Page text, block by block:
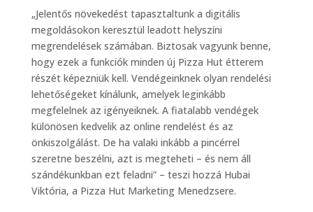
„Jelentős növekedést tapasztaltunk a digitális
megoldásokon keresztül leadott helyszíni
megrendelések számában. Biztosak vagyunk benne,
hogy ezek a funkciók minden új Pizza Hut étterem
részét képezniük kell. Vendégeinknek olyan rendelési
lehetőségeket kínálunk, amelyek leginkább
megfelelnek az igényeiknek. A fiatalabb vendégek
különösen kedvelik az online rendelést és az
önkiszolgálást. De ha valaki inkább a pincérrel
szeretne beszélni, azt is megteheti – és nem áll
szándékunkban ezt feladni” – teszi hozzá Hubai
Viktória, a Pizza Hut Marketing Menedzsere.